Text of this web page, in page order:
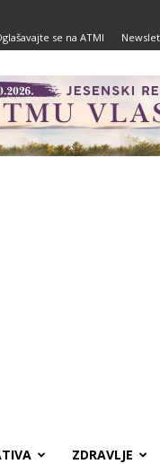
se na ATMI
ZDRAVLJE